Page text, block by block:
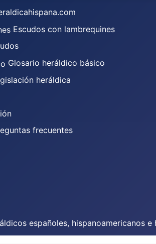
Escudos con lambrequines
Glosario heráldico básico
heráldica
frecuentes
españoles, hispanoamericanos e